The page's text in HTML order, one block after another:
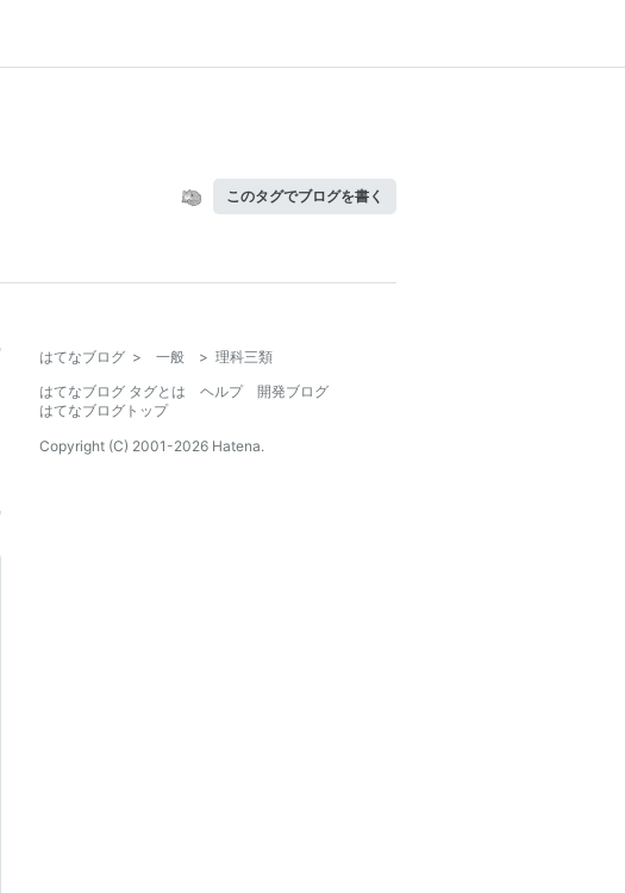
このタグでブログを書く
はてなブログ > 一般 > 理科三類
はてなブログ タグとは
ヘルプ
開発ブログ
はてなブログトップ
Copyright (C) 2001-2026 Hatena.